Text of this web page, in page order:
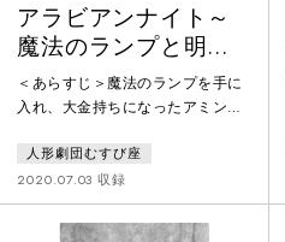
アラビアンナイト～
魔法のランプと明日
のヒカリ～
＜あらすじ＞魔法のランプを手に
入れ、大金持ちになったアミン。
家も財宝も、そして最愛の母親も
何もかも奪われてしまいます。
「一番大切なもの なくしてしま
った…」残ったものは、自分自身
人形劇団むすび座
2020.07.03 収録